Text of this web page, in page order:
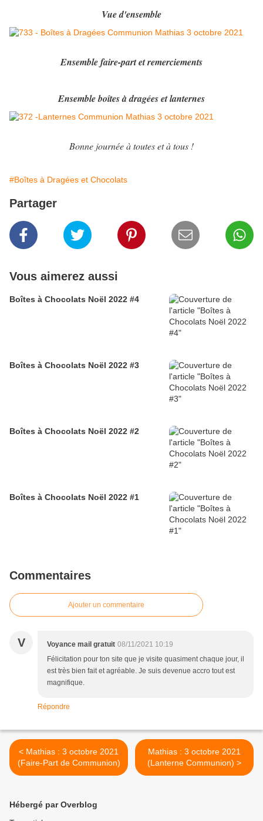
Vue d'ensemble
Ensemble faire-part et remerciements
Ensemble boîtes à dragées et lanternes
Bonne journée à toutes et à tous !
#Boîtes à Dragées et Chocolats
Partager
Vous aimerez aussi
Boîtes à Chocolats Noël 2022 #4
Boîtes à Chocolats Noël 2022 #3
Boîtes à Chocolats Noël 2022 #2
Boîtes à Chocolats Noël 2022 #1
Commentaires
Ajouter un commentaire
V Voyance mail gratuit 08/11/2021 10:19
Félicitation pour ton site que je visite quasiment chaque jour, il
est très bien fait et agréable. Je suis devenue accro tout est
magnifique.
Répondre
< Mathias : 3 octobre 2021
(Faire-Part de Communion)
Mathias : 3 octobre 2021
(Lanterne Communion) >
Hébergé par Overblog